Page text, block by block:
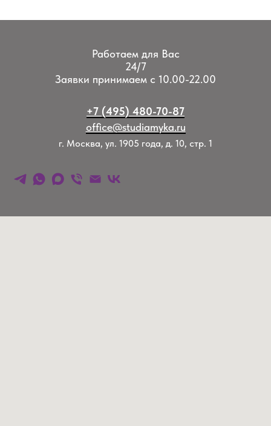
Работаем для Вас
24/7
Заявки принимаем с 10.00-22.00
+7 (495) 480-70-87
office@studiamyka.ru
г. Москва, ул. 1905 года, д. 10, стр. 1